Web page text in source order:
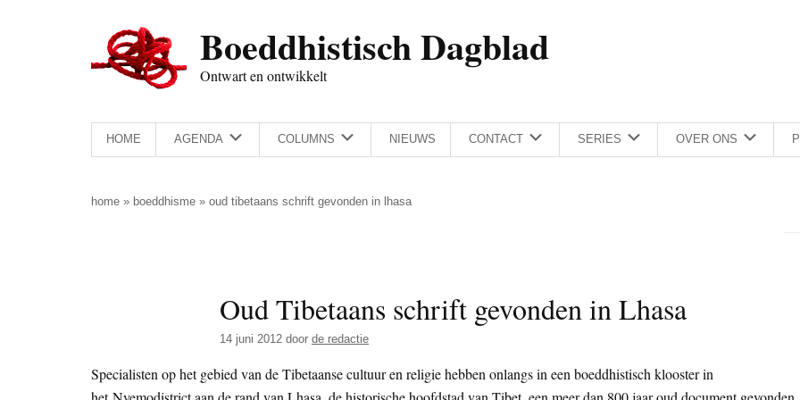
Boeddhistisch Dagblad
Ontwart en ontwikkelt
HOME AGENDA COLUMNS NIEUWS CONTACT SERIES OVER ONS
home » boeddhisme » oud tibetaans schrift gevonden in lhasa
Oud Tibetaans schrift gevonden in Lhasa
14 juni 2012 door de redactie
Specialisten op het gebied van de Tibetaanse cultuur en religie hebben onlangs in een boeddhistisch klooster in